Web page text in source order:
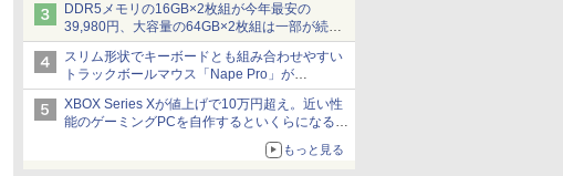
DDR5メモリの16GB×2枚組が今年最安の
39,980円、大容量の64GB×2枚組は一部が続騰
[8月前半のメモリ価格]
スリム形状でキーボードとも組み合わせやすい
トラックボールマウス「Nape Pro」が
Keychronから
XBOX Series Xが値上げで10万円超え。近い性
能のゲーミングPCを自作するといくらになる？
【石田賀津男の『酒の肴にPCゲーム』】
もっと見る